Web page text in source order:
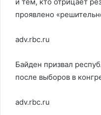
проявлено
adv.rbc.ru
Байден призвал
после выборов в
adv.rbc.ru